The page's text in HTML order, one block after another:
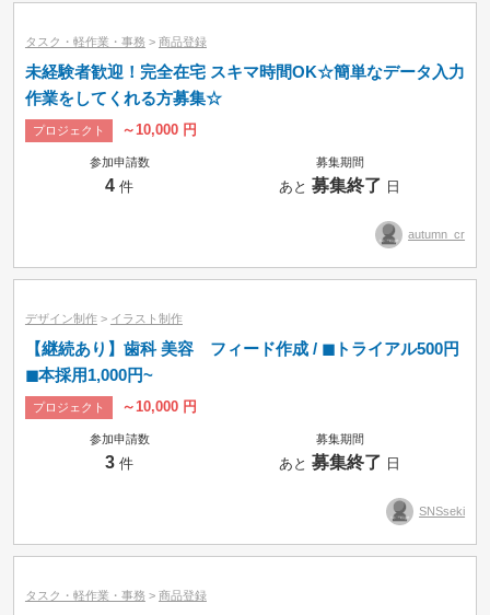
タスク・軽作業・事務 > 商品登録
未経験者歓迎！完全在宅 スキマ時間OK☆簡単なデータ入力
作業をしてくれる方募集☆
プロジェクト ～10,000 円
参加申請数
4 件
募集期間
あと募集終了 日
autumn_cr
デザイン制作 > イラスト制作
【継続あり】歯科 美容 フィード作成 / ◼︎トライアル500円
◼︎本採用1,000円~
プロジェクト ～10,000 円
参加申請数
3 件
募集期間
あと募集終了 日
SNSseki
タスク・軽作業・事務 > 商品登録